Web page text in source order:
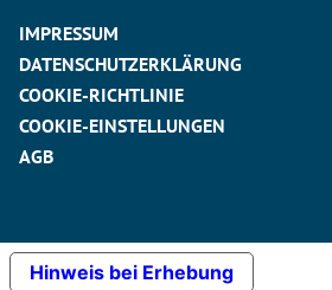
IMPRESSUM
DATENSCHUTZERKLÄRUNG
COOKIE-RICHTLINIE
COOKIE-EINSTELLUNGEN
AGB
Hinweis bei Erhebung